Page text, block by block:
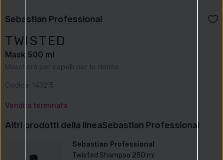
Sebastian Professional
TWISTED
Mask 500 ml
Maschera per capelli per le donne
Codice: 143215
Vendita terminata
Altri prodotti della lineaSebastian Professional
Sebastian Professional
Twisted Shampoo 250 ml